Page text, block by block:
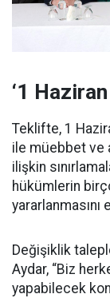
‘1 Haziran
Teklifte, 1
ile müebbet ve
ilişkin
hükümlerin
Değişiklik
Aydar, “Biz
yapabilecek